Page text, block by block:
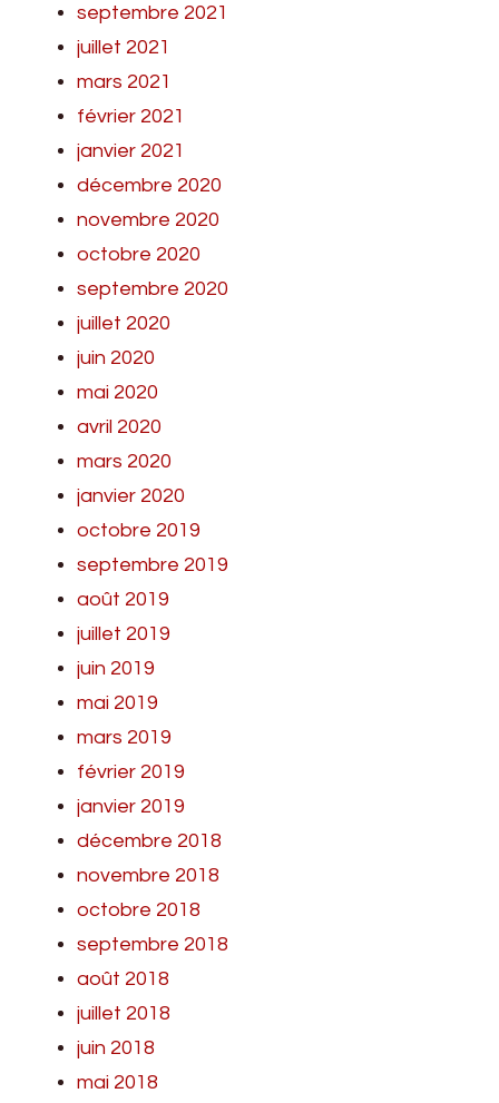
septembre 2021
juillet 2021
mars 2021
février 2021
janvier 2021
décembre 2020
novembre 2020
octobre 2020
septembre 2020
juillet 2020
juin 2020
mai 2020
avril 2020
mars 2020
janvier 2020
octobre 2019
septembre 2019
août 2019
juillet 2019
juin 2019
mai 2019
mars 2019
février 2019
janvier 2019
décembre 2018
novembre 2018
octobre 2018
septembre 2018
août 2018
juillet 2018
juin 2018
mai 2018